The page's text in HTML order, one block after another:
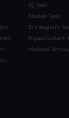
IQ Testi
Meslek Testi
Enneagram
Kişisel Gelişim
Mülakat